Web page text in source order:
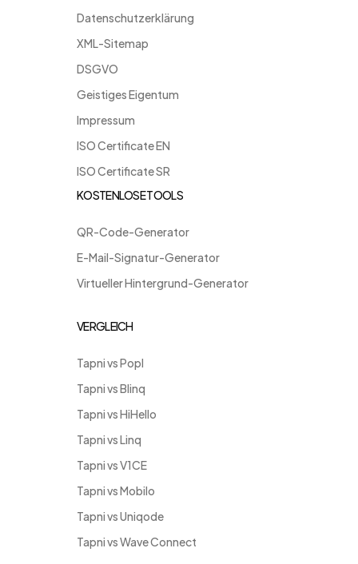
Datenschutzerklärung
XML-Sitemap
DSGVO
Geistiges Eigentum
Impressum
ISO Certificate EN
ISO Certificate SR
KOSTENLOSE TOOLS
QR-Code-Generator
E-Mail-Signatur-Generator
Virtueller Hintergrund-Generator
VERGLEICH
Tapni vs Popl
Tapni vs Blinq
Tapni vs HiHello
Tapni vs Linq
Tapni vs V1CE
Tapni vs Mobilo
Tapni vs Uniqode
Tapni vs Wave Connect